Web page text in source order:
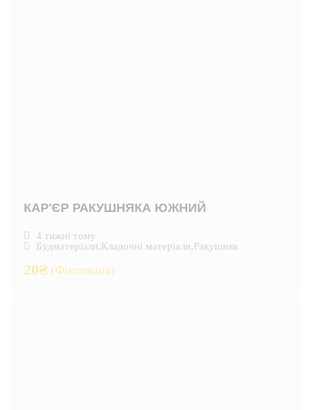
КАР'ЄР РАКУШНЯКА ЮЖНИЙ
4 тижні тому
Будматеріали,Кладочні матеріали,Ракушняк
20₴ (Фіксована)